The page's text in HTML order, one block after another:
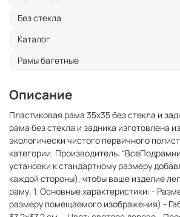
Без стекла
Каталог
Рамы багетные
Описание
Пластиковая рама 35x35 без стекла и
рама без стекла и задника изготовлена
экологически чистого первичного
категории. Производитель:
установки к стандартному размеру
каждой стороны), чтобы ваше изделие
раму. 1. Основные характеристики: -
размеру помещаемого изображения) -